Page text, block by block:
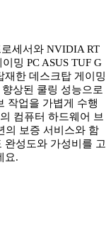
세서와 NVIDIA RT
밍 PC ASUS TUF G
재한 데스크탑 게이밍
상된 쿨링 성능으로
작업을 가볍게 수행
컴퓨터 하드웨어 브
의 보증 서비스와 함
완성도와 가성비를 고
요.